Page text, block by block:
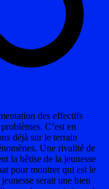
des effectifs
C’est en
déjà sur le terrain
Une rivalité de
la bêtise de la jeunesse
pour montrer qui est le
serait une bien